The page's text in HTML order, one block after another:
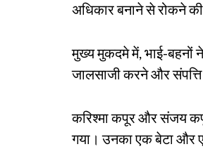
अधिकार बनाने से रोकने
मुख्य मुकदमे में, भाई-बहनों
जालसाजी करने और
करिश्मा कपूर और संजय
गया। उनका एक बेटा और